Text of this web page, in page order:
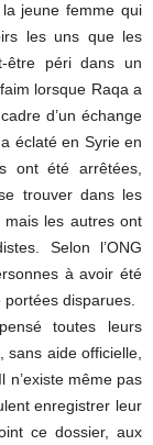
jeune femme qui
les uns que les
être péri dans un
lorsque Raqa a
d’un échange
éclaté en Syrie en
ont été arrêtées,
trouver dans les
mais les autres ont
Selon l’ONG
à avoir été
disparues.
toutes leurs
aide officielle,
n’existe même pas
enregistrer leur
ce dossier, aux